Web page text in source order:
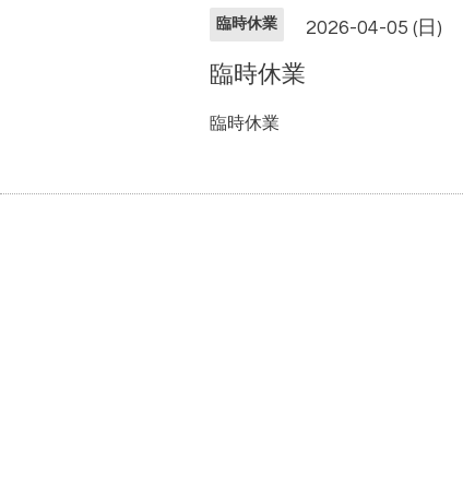
臨時休業 2026-04-05 (日)
臨時休業
臨時休業